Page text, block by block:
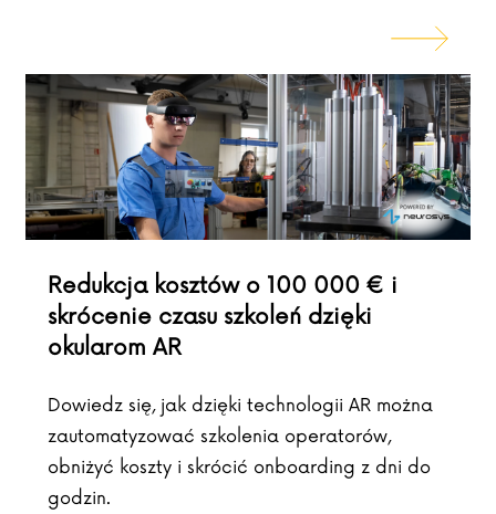
Redukcja kosztów o 100 000 € i
skrócenie czasu szkoleń dzięki
okularom AR
Dowiedz się, jak dzięki technologii AR można
zautomatyzować szkolenia operatorów,
obniżyć koszty i skrócić onboarding z dni do
godzin.